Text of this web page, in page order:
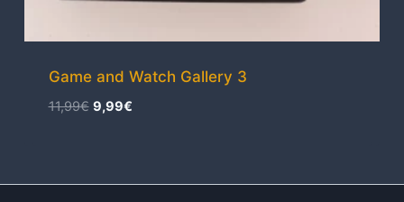
Game and Watch Gallery 3
11,99€ El
11,99€.
9,99€El
9,99€.